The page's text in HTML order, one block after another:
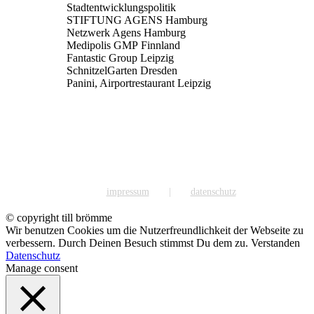
Stadtentwicklungspolitik
STIFTUNG AGENS Hamburg
Netzwerk Agens Hamburg
Medipolis GMP Finnland
Fantastic Group Leipzig
SchnitzelGarten Dresden
Panini, Airportrestaurant Leipzig
impressum datenschutz
© copyright till brömme
Wir benutzen Cookies um die Nutzerfreundlichkeit der Webseite zu
verbessern. Durch Deinen Besuch stimmst Du dem zu. Verstanden
Datenschutz
Manage consent